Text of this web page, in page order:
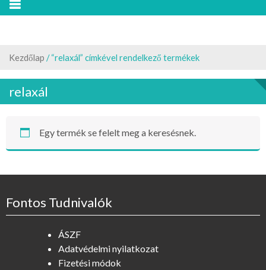
Kezdőlap / “relaxál” címkével rendelkező termékek
relaxál
Egy termék se felelt meg a keresésnek.
Fontos Tudnivalók
ÁSZF
Adatvédelmi nyilatkozat
Fizetési módok